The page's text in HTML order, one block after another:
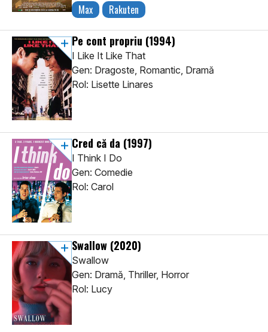
Max Rakuten
Pe cont propriu (1994)
I Like It Like That
Gen: Dragoste, Romantic, Dramă
Rol: Lisette Linares
Cred că da (1997)
I Think I Do
Gen: Comedie
Rol: Carol
Swallow (2020)
Swallow
Gen: Dramă, Thriller, Horror
Rol: Lucy